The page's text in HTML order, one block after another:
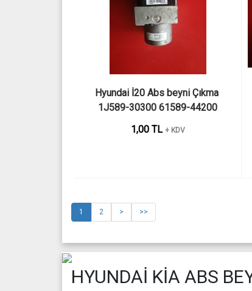
Hyundai İ20 Abs beyni Çıkma
1J589-30300 61589-44200
1,00 TL + KDV
1 2 > >>
HYUNDAİ KİA ABS